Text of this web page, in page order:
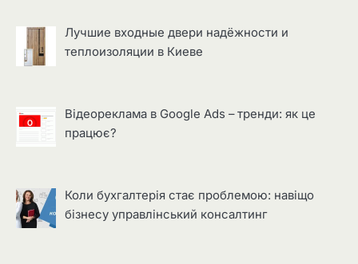
Лучшие входные двери надёжности и
теплоизоляции в Киеве
Відеореклама в Google Ads – тренди: як це
працює?
Коли бухгалтерія стає проблемою: навіщо
бізнесу управлінський консалтинг